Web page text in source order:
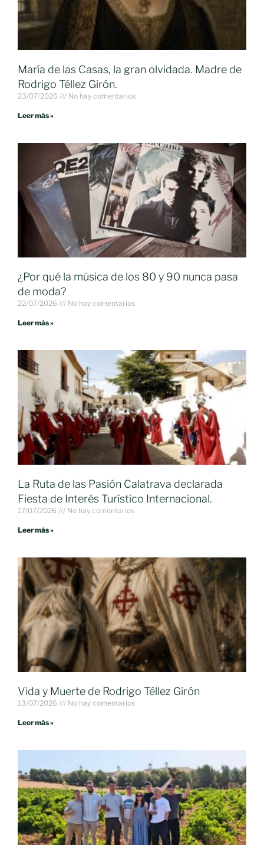
María de las Casas, la gran olvidada. Madre de
Rodrigo Téllez Girón.
23/07/2026 No hay comentarios
Leer más »
¿Por qué la música de los 80 y 90 nunca pasa
de moda?
22/07/2026 No hay comentarios
Leer más »
La Ruta de las Pasión Calatrava declarada
Fiesta de Interés Turístico Internacional.
17/07/2026 No hay comentarios
Leer más »
Vida y Muerte de Rodrigo Téllez Girón
13/07/2026 No hay comentarios
Leer más »